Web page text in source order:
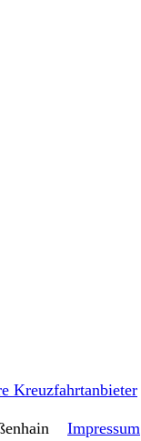
Kreuzfahrtanbieter
Impressum